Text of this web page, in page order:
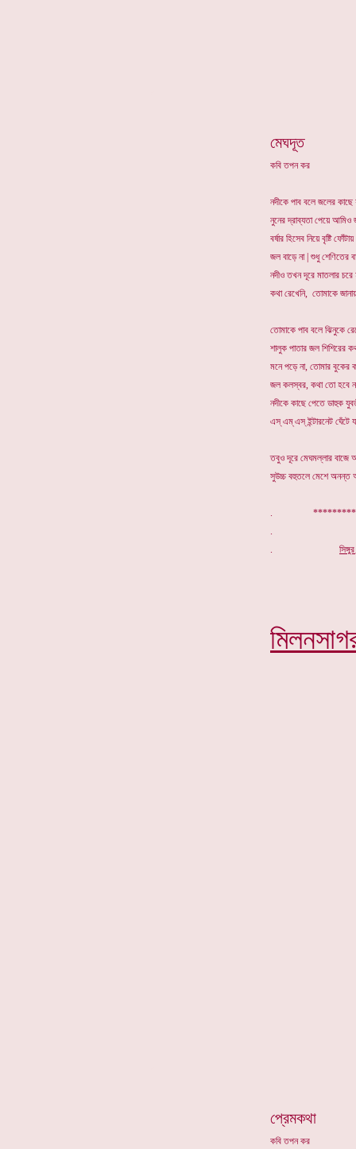
মেঘদূত
কবি তপন কর
নদীকে পাব বলে জলের কাছে
নুনের দ্রাব্যতা পেয়ে আমিও
বর্ষার হিসেব নিয়ে বৃষ্টি
জল বাড়ে না | শুধু শেণিতের
নদীও তখন দূরে মাতলার চরে
কথা রেখেনি, তোমাকে
তোমাকে পাব বলে ঝিনুকে
শালুক পাতার জল শিশিরের
মনে পড়ে না, তোমার বুকের
জল কলস্বর, কথা তো হবে
নদীকে কাছে পেতে ডাহুক
এস্ এম্ এস্ ইন্টারনেট ঘেঁটে
তবুও দূরে মেঘমল্লার বাজে
সুউচ্চ বহুতলে মেশে অনন্ত
.
.
প্রেমকথা
কবি তপন কর